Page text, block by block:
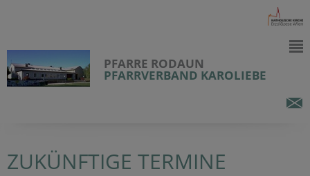
PFARRE RODAUN
PFARRVERBAND KAROLIEBE
ZUKÜNFTIGE TERMINE